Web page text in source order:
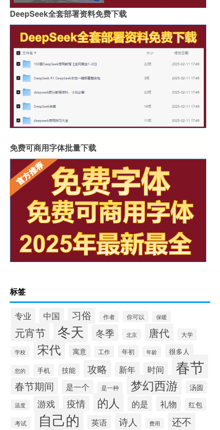
DeepSeek全套部署资料免费下载
免费可商用字体批量下载
标签
专业 中国 习俗 作者 你可以 保暖
元宵节 冬天 冬季 北京 唐代 大学
学校 宋代 寓意 工作 年初 年龄 很多人
您的 手机 技能 攻略 新年 时间 春节
春节期间 是一个 是一种 梦幻西游 汤圆
温度 游戏 疫情 的人 的是 礼物 红包
考试 自己的 英语 诗人 费用 还不